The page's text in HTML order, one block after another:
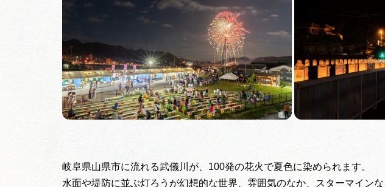
岐阜県山県市に流れる武儀川が、100発の花火で夏色に染められます。
水面や堤防に並ぶ灯ろうが幻想的な世界、雰囲気のなか、スターマインな